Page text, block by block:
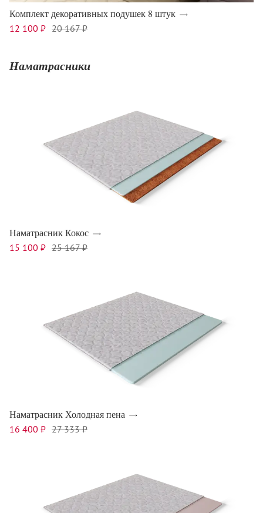
Комплект декоративных подушек 8 штук
12 100 ₽ 20 167 ₽
Наматрасники
Наматрасник Кокос
15 100 ₽ 25 167 ₽
Наматрасник Холодная пена
16 400 ₽ 27 333 ₽